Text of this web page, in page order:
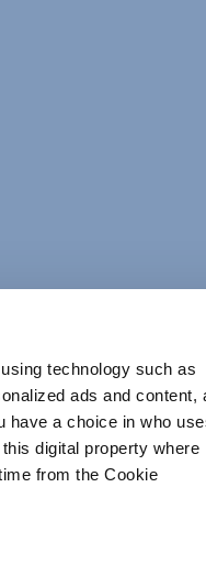
technology such as
ads and content,
have a choice in who
digital property where
from the Cookie